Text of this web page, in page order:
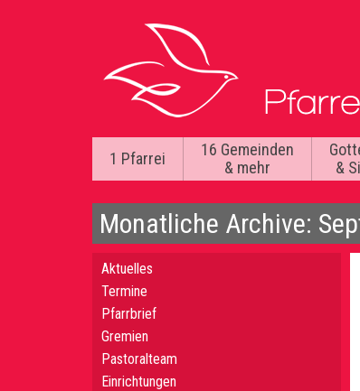
1 Pfarrei
16 Gemeinden
& mehr
&
Monatliche Archive:
Aktuelles
Termine
Pfarrbrief
Gremien
Pastoralteam
Einrichtungen